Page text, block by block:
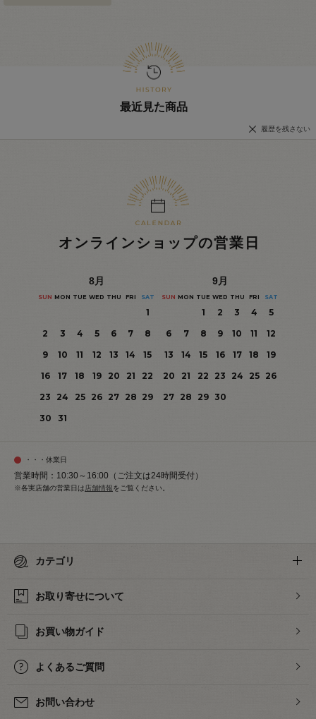
最近見た商品
履歴を残さない
オンラインショップの営業日
8月
SUN MON TUE WED THU FRI SAT
1
2
3 4 5 6 7
8
9
10 11 12 13 14
15
16
17 18 19 20 21
22
23
24 25 26 27 28 29
30
31
9月
SUN MON TUE WED THU FRI SAT
1 2 3 4
5
6
7 8 9 10 11
12
13
14 15 16 17 18
19
20
21 22 23 24 25
26
27 28 29 30
・・・休業日
営業時間：10:30～16:00（ご注文は24時間受付）
※各実店舗の営業日は 店舗情報をご覧ください。
カテゴリ
お取り寄せについて
お買い物ガイド
よくあるご質問
お問い合わせ